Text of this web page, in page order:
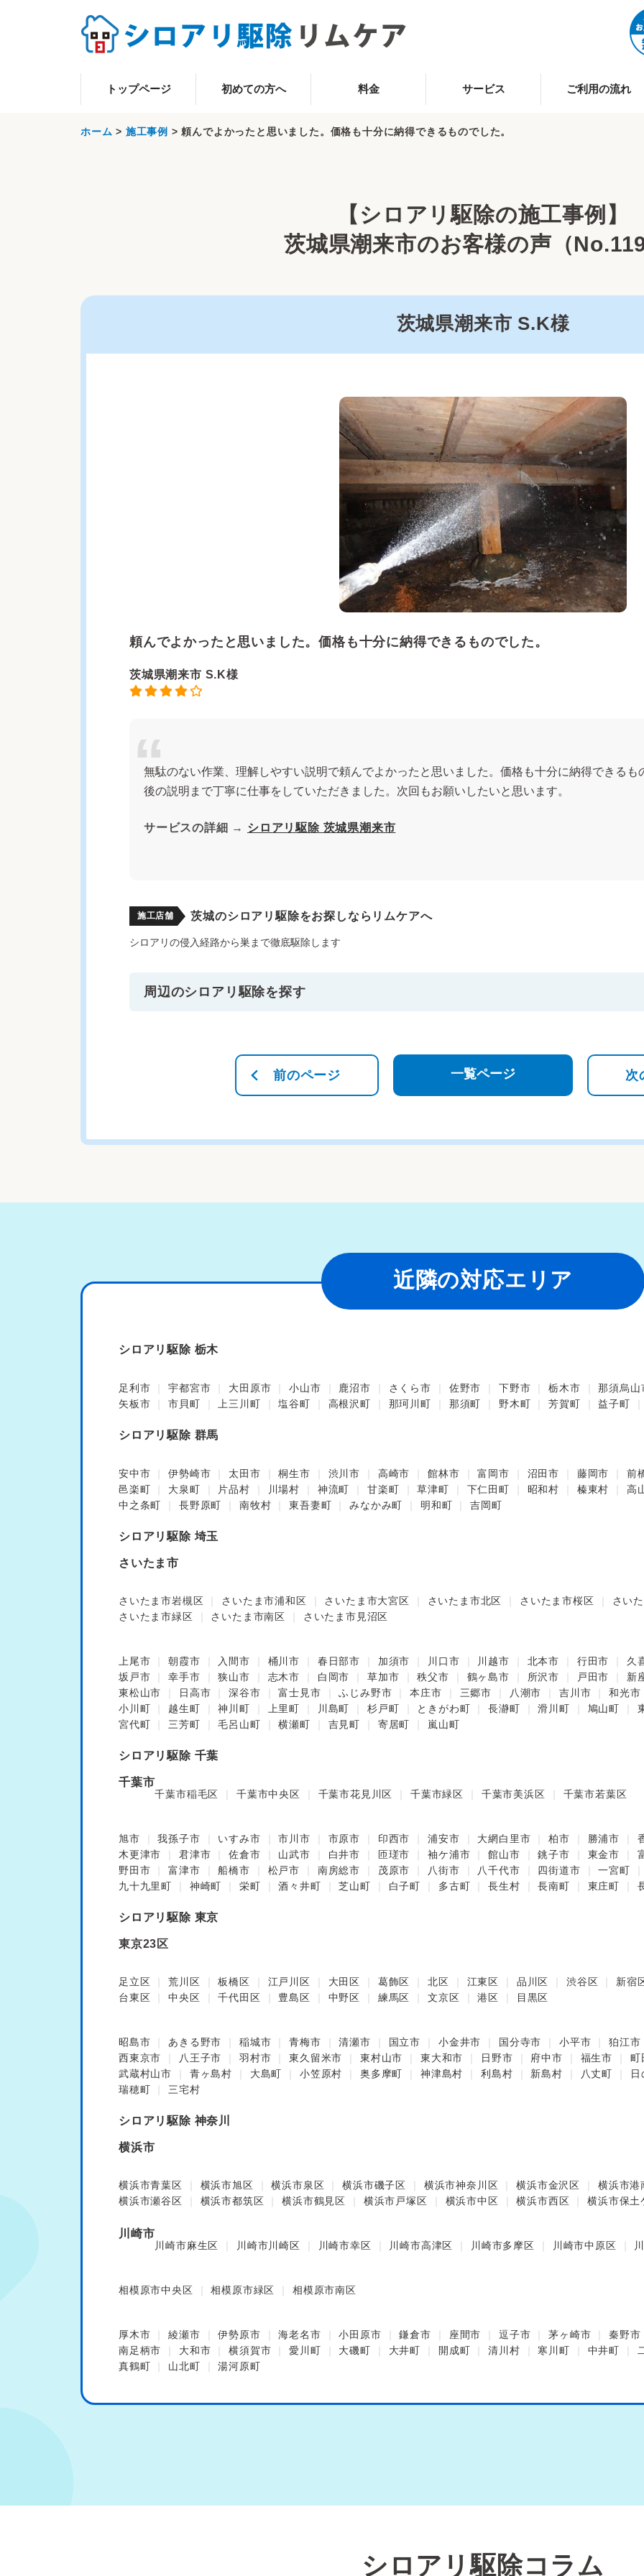
トップページ 初めての方へ 料金 サービス ご利用の流れ
ホーム > 施工事例 >頼んでよかったと思いました。価格も十分に納得できるものでした。
【シロアリ駆除の施工事例】
茨城県潮来市のお客様の声（
茨城県潮来市 S.K様
頼んでよかったと思いました。価格も十分に納得できるものでした。
茨城県潮来市 S.K様
無駄のない作業、理解しやすい説明で頼んでよかったと思いました。価格も十分に納得できる
後の説明まで丁寧に仕事をしていただきました。次回もお願いしたいと思います。
サービスの詳細 → シロアリ駆除 茨城県潮来市
施工店舗 茨城のシロアリ駆除をお探しならリムケアへ
シロアリの侵入経路から巣まで徹底駆除します
周辺のシロアリ駆除を探す
前のページ 一覧ページ 次
近隣の対応エリア
シロアリ駆除 栃木
足利市 宇都宮市 大田原市 小山市 鹿沼市 さくら市 佐野市 下野市 栃木市
那須烏山
矢板市
市貝町 上三川町 塩谷町 高根沢町 那珂川町 那須町 野木町 芳賀町 益子町
シロアリ駆除 群馬
安中市 伊勢崎市 太田市 桐生市 渋川市 高崎市 館林市 富岡市 沼田市 藤岡市
前
邑楽町
大泉町 片品村 川場村 神流町 甘楽町 草津町 下仁田町 昭和村 榛東村
高
中之条町
長野原町 南牧村 東吾妻町 みなかみ町 明和町 吉岡町
シロアリ駆除 埼玉
さいたま市
さいたま市岩槻区 さいたま市浦和区 さいたま市大宮区 さいたま市北区 さいたま市桜区
さい
さいたま市緑区
さいたま市南区 さいたま市見沼区
上尾市 朝霞市 入間市 桶川市 春日部市 加須市 川口市 川越市 北本市 行田市
久
坂戸市
幸手市 狭山市 志木市 白岡市 草加市 秩父市 鶴ヶ島市 所沢市 戸田市
新
東松山市
日高市 深谷市 富士見市 ふじみ野市 本庄市 三郷市 八潮市 吉川市
和光市
小川町
越生町 神川町 上里町 川島町 杉戸町 ときがわ町 長瀞町 滑川町 鳩山町
宮代町
三芳町 毛呂山町 横瀬町 吉見町 寄居町 嵐山町
シロアリ駆除 千葉
千葉市
千葉市稲毛区 千葉市中央区 千葉市花見川区 千葉市緑区 千葉市美浜区 千葉市若葉区
旭市 我孫子市 いすみ市 市川市 市原市 印西市 浦安市 大網白里市 柏市 勝浦市
木更津市
君津市 佐倉市 山武市 白井市 匝瑳市 袖ケ浦市 館山市 銚子市 東金市
野田市
富津市 船橋市 松戸市 南房総市 茂原市 八街市 八千代市 四街道市
一宮町
九十九里町
神崎町 栄町 酒々井町 芝山町 白子町 多古町 長生村 長南町 東庄町
シロアリ駆除 東京
東京23区
足立区 荒川区 板橋区 江戸川区 大田区 葛飾区 北区 江東区 品川区 渋谷区
新宿
台東区
中央区 千代田区 豊島区 中野区 練馬区 文京区 港区 目黒区
昭島市 あきる野市 稲城市 青梅市 清瀬市 国立市 小金井市 国分寺市 小平市
狛江市
西東京市
八王子市 羽村市 東久留米市 東村山市 東大和市 日野市 府中市 福生市
町
武蔵村山市
青ヶ島村 大島町 小笠原村 奥多摩町 神津島村 利島村 新島村 八丈町
日
瑞穂町
三宅村
シロアリ駆除 神奈川
横浜市
横浜市青葉区 横浜市旭区 横浜市泉区 横浜市磯子区 横浜市神奈川区 横浜市金沢区
横浜市港
横浜市瀬谷区
横浜市都筑区 横浜市鶴見区 横浜市戸塚区 横浜市中区 横浜市西区 横浜市保土
川崎市
川崎市麻生区 川崎市川崎区 川崎市幸区 川崎市高津区 川崎市多摩区 川崎市中原区
相模原市中央区 相模原市緑区 相模原市南区
厚木市 綾瀬市 伊勢原市 海老名市 小田原市 鎌倉市 座間市 逗子市 茅ヶ崎市
秦野市
南足柄市
大和市 横須賀市 愛川町 大磯町 大井町 開成町 清川村 寒川町 中井町
真鶴町
山北町 湯河原町
シロアリ駆除コラム